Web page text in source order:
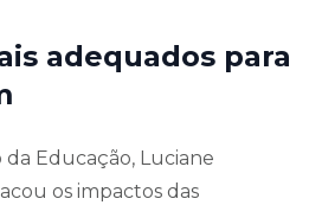
adequados para
Educação, Luciane
os impactos das